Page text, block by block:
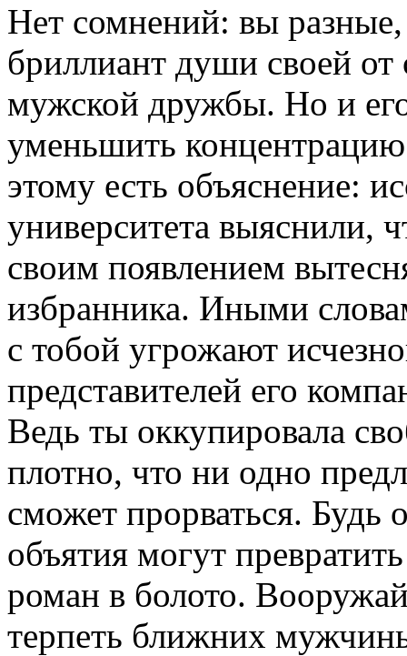
Нет сомнений: вы
бриллиант души своей от
мужской дружбы. Но и
уменьшить
этому есть объяснение:
университета выяснили,
своим появлением
избранника. Иными
с тобой угрожают
представителей его
Ведь ты оккупировала
плотно, что ни одно
сможет прорваться.
объятия могут
роман в болото.
терпеть ближних